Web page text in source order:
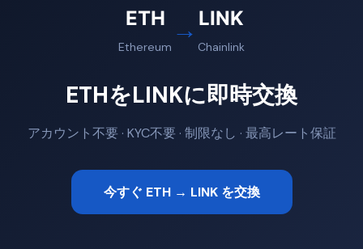
ETH
Ethereum
→ LINK
Chainlink
ETHをLINKに即時交換
アカウント不要 · KYC不要 · 制限なし · 最高レート保証
今すぐ ETH → LINK を交換